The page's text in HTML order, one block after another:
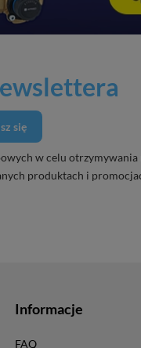
się
w celu
produktach i
Informacje
FAQ